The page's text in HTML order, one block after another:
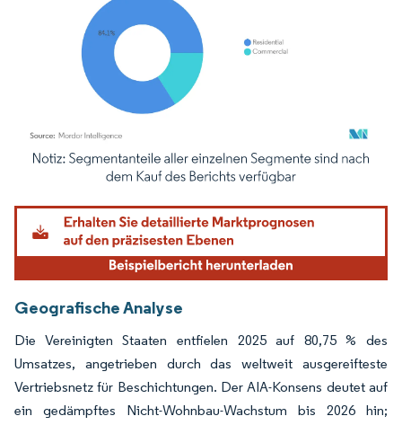
Bild © Mordor Intelligence. Wiederverwendung erfordert Namensnennung
Geografische Analyse
Die Vereinigten Staaten entfielen 2025 auf 80,75 % des
Umsatzes, angetrieben durch das weltweit ausgereifteste
Vertriebsnetz für Beschichtungen. Der AIA-Konsens deutet auf
ein gedämpftes Nicht-Wohnbau-Wachstum bis 2026 hin;